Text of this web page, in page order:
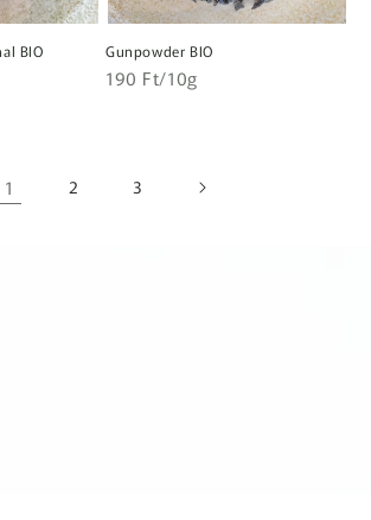
BIO Gunpowder BIO
Normál
Egységár
190 Ft/10g
1 2 3